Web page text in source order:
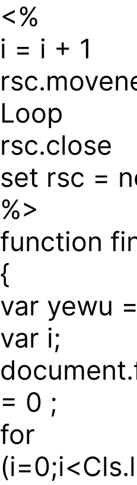
<%
i = i + 1
Loop
rsc.close
set rsc =
%>
function
{
var yewu
var i;
= 0 ;
for